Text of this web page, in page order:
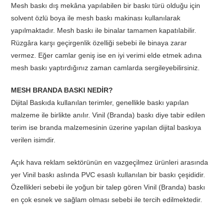
Mesh baskı dış mekâna yapılabilen bir baskı türü olduğu için
solvent özlü boya ile mesh baskı makinası kullanılarak
yapılmaktadır. Mesh baskı ile binalar tamamen kapatılabilir.
Rüzgâra karşı geçirgenlik özelliği sebebi ile binaya zarar
vermez. Eğer camlar geniş ise en iyi verimi elde etmek adına
mesh baskı yaptırdığınız zaman camlarda sergileyebilirsiniz.
MESH BRANDA BASKI NEDİR?
Dijital Baskıda kullanılan terimler, genellikle baskı yapılan
malzeme ile birlikte anılır. Vinil (Branda) baskı diye tabir edilen
terim ise branda malzemesinin üzerine yapılan dijital baskıya
verilen isimdir.
Açık hava reklam sektörünün en vazgeçilmez ürünleri arasında
yer Vinil baskı aslında PVC esaslı kullanılan bir baskı çeşididir.
Özellikleri sebebi ile yoğun bir talep gören Vinil (Branda) baskı
en çok esnek ve sağlam olması sebebi ile tercih edilmektedir.